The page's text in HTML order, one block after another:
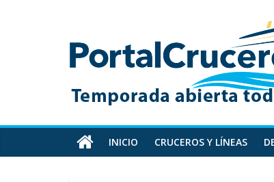
Toda
información
cruceros
en
un
INICIO CRUCEROS Y LÍNEAS